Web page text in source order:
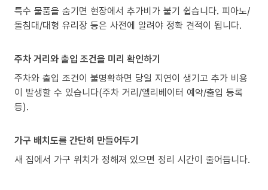
특수 물품을 숨기면 현장에서 추가비가 붙기 쉽습니다. 피아노/
돌침대/대형 유리장 등은 사전에 알려야 정확 견적이 됩니다.
주차 거리와 출입 조건을 미리 확인하기
주차와 출입 조건이 불명확하면 당일 지연이 생기고 추가 비용
이 발생할 수 있습니다(주차 거리/엘리베이터 예약/출입 등록
등).
가구 배치도를 간단히 만들어두기
새 집에서 가구 위치가 정해져 있으면 정리 시간이 줄어듭니다.